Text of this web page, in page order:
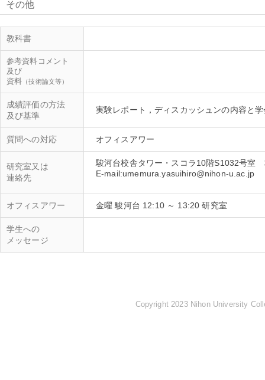
その他
教科書
参考資料コメント
及び
資料 （技術論文等）
成績評価の方法
及び基準
質問への対応
研究室又は
連絡先
駿河台校舎タワー・スコラ10階S1032号室
E-mail:umemura.yasuihiro@nihon-u.ac.jp
オフィスアワー 金曜 駿河台 12:10 ～ 13:20 研究室
学生への
メッセージ
Copyright 2023 Nihon University